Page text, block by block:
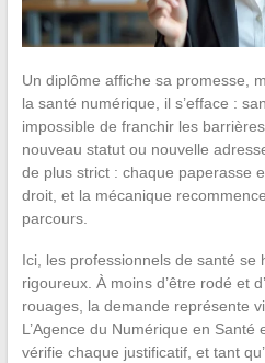
Un diplôme affiche sa promesse,
la santé numérique, il s’efface :
impossible de franchir les
nouveau statut ou nouvelle
de plus strict : chaque paperasse
droit, et la mécanique
parcours.
Ici, les professionnels de santé se
rigoureux. À moins d’être rodé et
rouages, la demande représente
L’Agence du Numérique en Santé
vérifie chaque justificatif, et tant